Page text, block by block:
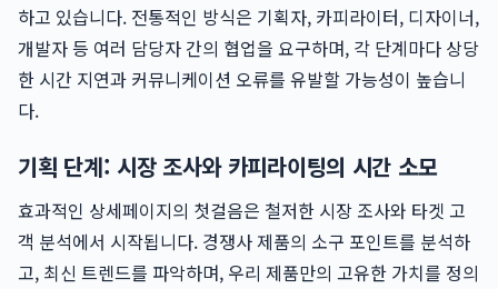
하고 있습니다. 전통적인 방식은 기획자, 카피라이터, 디자이너,
개발자 등 여러 담당자 간의 협업을 요구하며, 각 단계마다 상당
한 시간 지연과 커뮤니케이션 오류를 유발할 가능성이 높습니
다.
기획 단계: 시장 조사와 카피라이팅의 시간 소모
효과적인 상세페이지의 첫걸음은 철저한 시장 조사와 타겟 고
객 분석에서 시작됩니다. 경쟁사 제품의 소구 포인트를 분석하
고, 최신 트렌드를 파악하며, 우리 제품만의 고유한 가치를 정의